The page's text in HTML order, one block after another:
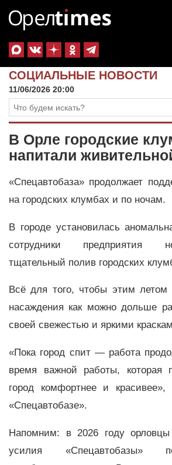
СОЦИАЛЬНЫЕ НОВОСТИ
11/06/2026 20:00
В Орле городские
напитали
«Спецавтобаза» продолжает
на городских клумбах и по ночам.
В городе установилась
сотрудники предприятия
тщательный полив городских
Всё для того, чтобы этим
насаждения как можно дольше
своей свежестью и яркими
«Пока город спит — работа
время важной работы, которая
город комфортнее и
«Спецавтобазе».
Напомним: в 2026 году
усилия «Спецавтобазы»